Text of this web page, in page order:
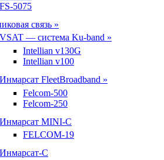
FS-5075
связь »
VSAT — система Ku-band »
Intellian v130G
Intellian v100
Инмарсат FleetBroadband »
Felcom-500
Felcom-250
Инмарсат MINI-C
FELCOM-19
Инмарсат-С